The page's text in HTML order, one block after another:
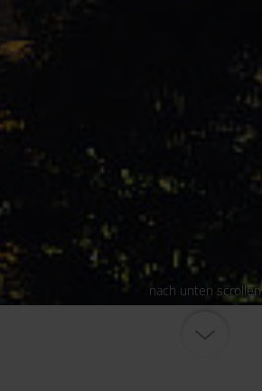
nach unten scrollen